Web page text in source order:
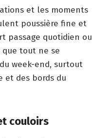
et les moments
poussière fine et
passage quotidien ou
que tout ne se
week-end, surtout
et des bords du
couloirs